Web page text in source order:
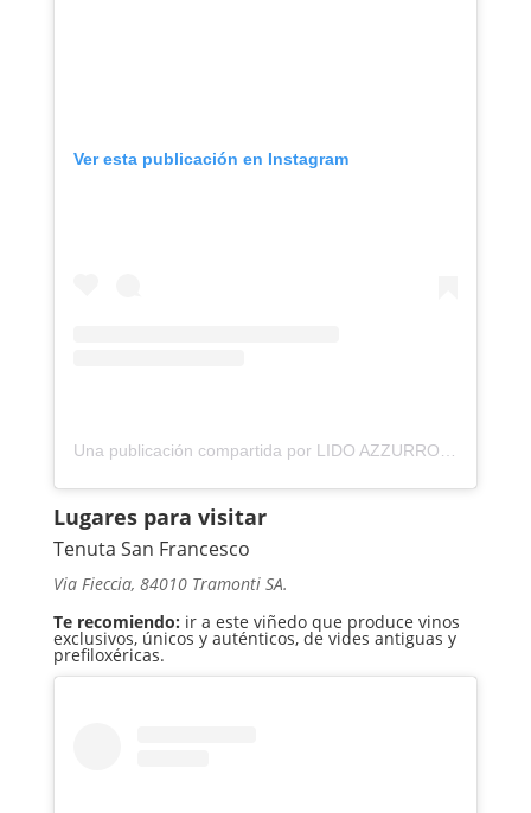
Ver esta publicación en Instagram
Una publicación compartida por LIDO AZZURRO (@lidoazzurro_56)
Lugares para visitar
Tenuta San Francesco
Via Fieccia, 84010 Tramonti SA.
Te recomiendo: ir a este viñedo que produce vinos
exclusivos, únicos y auténticos, de vides antiguas y
prefiloxéricas.